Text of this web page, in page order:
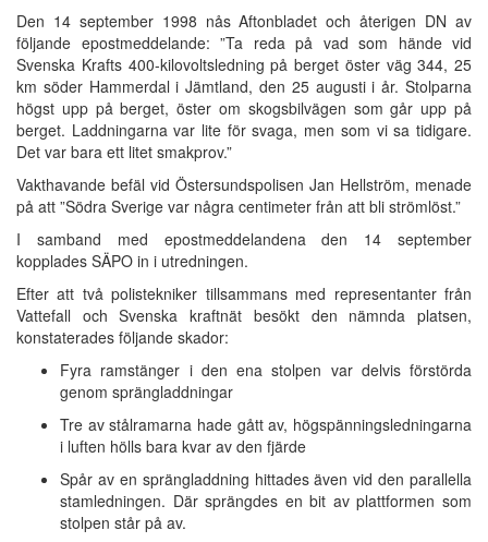
Den 14 september 1998 nås Aftonbladet och återigen DN av
följande epostmeddelande: ”Ta reda på vad som hände vid
Svenska Krafts 400-kilovoltsledning på berget öster väg 344, 25
km söder Hammerdal i Jämtland, den 25 augusti i år. Stolparna
högst upp på berget, öster om skogsbilvägen som går upp på
berget. Laddningarna var lite för svaga, men som vi sa tidigare.
Det var bara ett litet smakprov.”
Vakthavande befäl vid Östersundspolisen Jan Hellström, menade
på att ”Södra Sverige var några centimeter från att bli strömlöst.”
I samband med epostmeddelandena den 14 september
kopplades SÄPO in i utredningen.
Efter att två polistekniker tillsammans med representanter från
Vattefall och Svenska kraftnät besökt den nämnda platsen,
konstaterades följande skador:
Fyra ramstänger i den ena stolpen var delvis förstörda
genom sprängladdningar
Tre av stålramarna hade gått av, högspänningsledningarna
i luften hölls bara kvar av den fjärde
Spår av en sprängladdning hittades även vid den parallella
stamledningen. Där sprängdes en bit av plattformen som
stolpen står på av.